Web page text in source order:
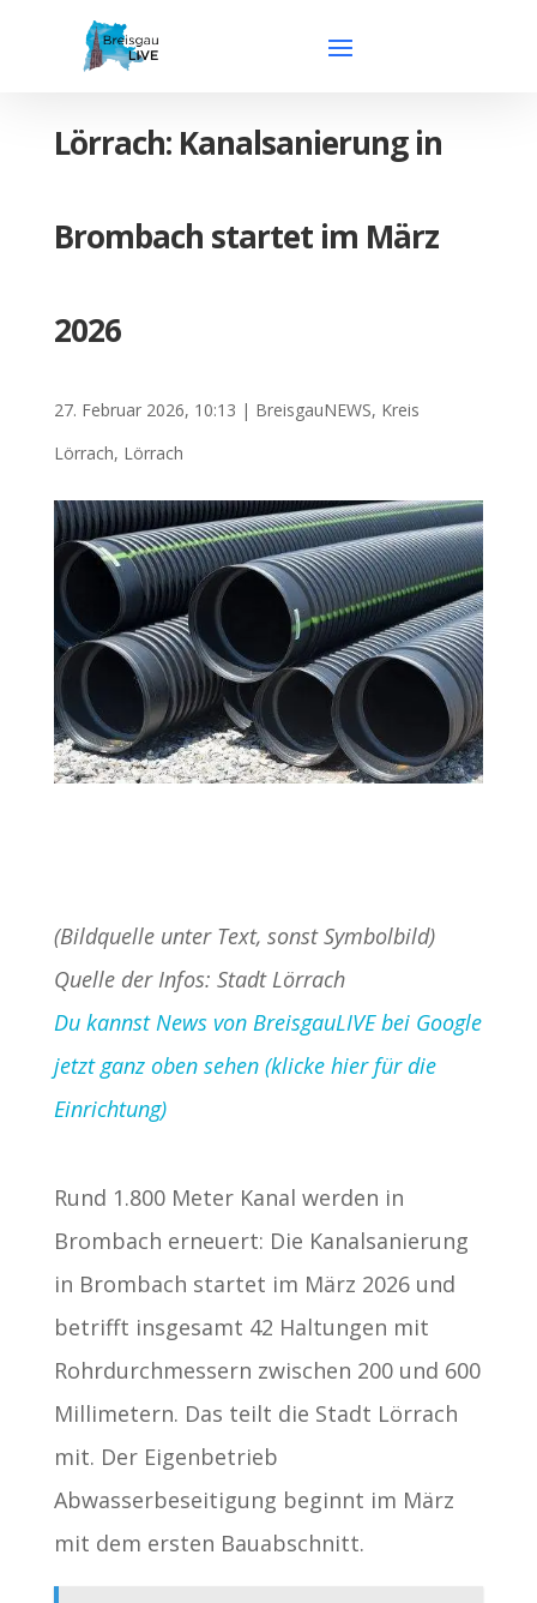
Lörrach: Kanalsanierung in
Brombach startet im März
2026
27. Februar 2026, 10:13 | BreisgauNEWS, Kreis
Lörrach, Lörrach
(Bildquelle unter Text, sonst Symbolbild)
Quelle der Infos: Stadt Lörrach
Du kannst News von BreisgauLIVE bei Google
jetzt ganz oben sehen (klicke hier für die
Einrichtung)
Rund 1.800 Meter Kanal werden in
Brombach erneuert: Die Kanalsanierung
in Brombach startet im März 2026 und
betrifft insgesamt 42 Haltungen mit
Rohrdurchmessern zwischen 200 und 600
Millimetern. Das teilt die Stadt Lörrach
mit. Der Eigenbetrieb
Abwasserbeseitigung beginnt im März
mit dem ersten Bauabschnitt.